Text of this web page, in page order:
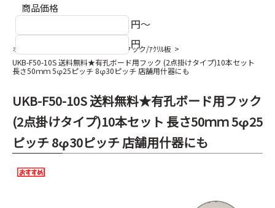
商品価格
円～
円
ホーム
有孔ﾎﾞｰﾄﾞフック/ｱｸﾘﾙ板
UKB-F50-10S 送料無料★有孔ボード用フック (2点掛けタイプ)10本セット
長さ50ｍｍ 5φ25ピッチ 8φ30ピッチ 店舗用什器にも
UKB-F50-10S 送料無料★有孔ボード用フック
(2点掛けタイプ)10本セット 長さ50ｍｍ 5φ25
ピッチ 8φ30ピッチ 店舗用什器にも